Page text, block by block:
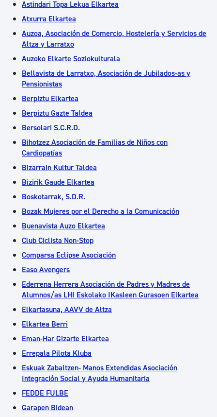
Astindari Topa Lekua Elkartea
Atxurra Elkartea
Auzoa, Asociación de Comercio, Hostelería y Servicios de
Altza y Larratxo
Auzoko Elkarte Soziokulturala
Bellavista de Larratxo, Asociación de Jubilados-as y
Pensionistas
Berpiztu Elkartea
Berpiztu Gazte Taldea
Bersolari S.C.R.D.
Bihotzez Asociación de Familias de Niños con
Cardiopatías
Bizarrain Kultur Taldea
Bizirik Gaude Elkartea
Boskotarrak, S.D.R.
Bozak Mujeres por el Derecho a la Comunicación
Buenavista Auzo Elkartea
Club Ciclista Non-Stop
Comparsa Eclipse Asociación
Easo Avengers
Ederrena Herrera Asociación de Padres y Madres de
Alumnos/as LHI Eskolako IKasleen Gurasoen Elkartea
Elkartasuna, AAVV de Altza
Elkartea Berri
Eman-Har Gizarte Elkartea
Errepala Pilota Kluba
Eskuak Zabaltzen- Manos Extendidas Asociación
Integración Social y Ayuda Humanitaria
FEDDE FULBE
Garapen Bidean